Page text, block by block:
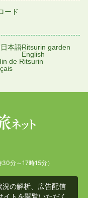
ード
日本語Ritsurin garden
English
de Ritsurin
分～17時15分）
の解析、広告配信